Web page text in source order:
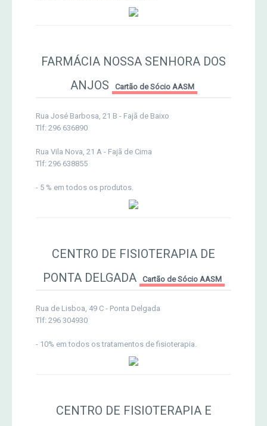
FARMÁCIA NOSSA SENHORA DOS
ANJOS
Cartão de Sócio AASM
Rua José Barbosa, 21 B - Fajã de Baixo
Tlf: 296 636890
Rua Vila Nova, 21 A - Fajã de Cima
Tlf: 296 638855
- 5 % em todos os produtos.
CENTRO DE FISIOTERAPIA DE
PONTA DELGADA
Cartão de Sócio AASM
Rua de Lisboa, 49 C - Ponta Delgada
Tlf: 296 304930
- 10% em todos os tratamentos de fisioterapia.
CENTRO DE FISIOTERAPIA E